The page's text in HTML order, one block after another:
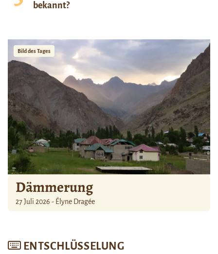
bekannt?
Bild des Tages
Dämmerung
27 Juli 2026 - Élyne Dragée
ENTSCHLÜSSELUNG